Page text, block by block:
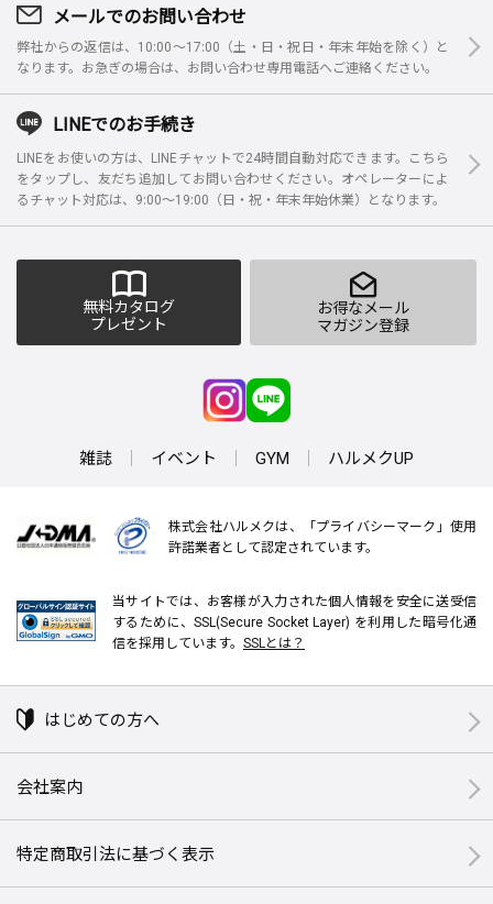
メールでのお問い合わせ
弊社からの返信は、10:00～17:00（土・日・祝日・年末年始を除く）と
なります。お急ぎの場合は、お問い合わせ専用電話へご連絡ください。
LINEでのお手続き
LINEをお使いの方は、LINEチャットで24時間自動対応できます。こちら
をタップし、友だち追加してお問い合わせください。オペレーターによ
るチャット対応は、9:00～19:00（日・祝・年末年始休業）となります。
無料カタログ
プレゼント
お得なメール
マガジン登録
雑誌 イベント GYM ハルメクUP
株式会社ハルメクは、「プライバシーマーク」使用
許諾業者として認定されています。
当サイトでは、お客様が入力された個人情報を安全に送受信
するために、SSL(Secure Socket Layer) を利用した暗号化通
信を採用しています。 SSLとは？
はじめての方へ
会社案内
特定商取引法に基づく表示